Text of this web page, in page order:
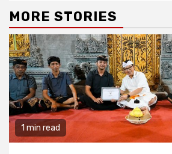
MORE STORIES
1 min read